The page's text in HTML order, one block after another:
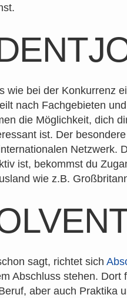
wie bei der Konkurrenz
nach Fachgebieten
die Möglichkeit, dich
ist. Der
Netzwerk.
ist, bekommst du
wie z.B.
sagt, richtet sich
Abschluss stehen. Dort
aber auch Praktika